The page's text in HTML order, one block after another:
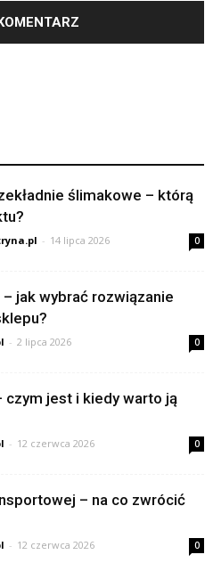
ślimakowe – którą
- 14 lipca 2026 0
jak wybrać rozwiązanie
- 2 lipca 2026 0
jest i kiedy warto ją
- 12 czerwca 2026 0
– na co zwrócić
- 12 czerwca 2026 0